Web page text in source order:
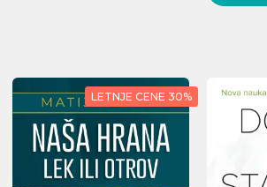
LETNJE CENE 30%